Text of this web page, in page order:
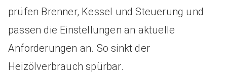
prüfen Brenner, Kessel und Steuerung und
passen die Einstellungen an aktuelle
Anforderungen an. So sinkt der
Heizölverbrauch spürbar.